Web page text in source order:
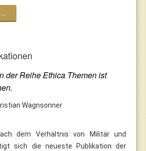
der Reihe Ethica Themen ist
Wagnsonner
dem Verhältnis von Militär und
sich die neueste Publikation der